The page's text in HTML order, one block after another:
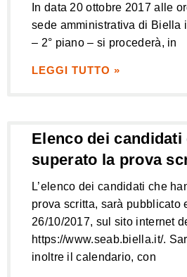
In data 20 ottobre 2017 alle
sede amministrativa di Biella
– 2° piano – si procederà, in
LEGGI TUTTO »
Elenco dei candidati
superato la prova
L’elenco dei candidati che
prova scritta, sarà pubblicato
26/10/2017, sul sito internet
https://www.seab.biella.it/.
inoltre il calendario, con